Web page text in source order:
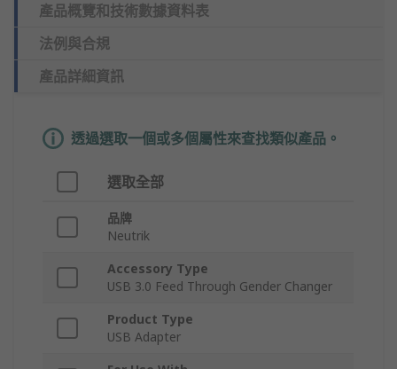
產品概覽和技術數據資料表
法例與合規
產品詳細資訊
透過選取一個或多個屬性來查找類似產品。
選取全部
品牌
Neutrik
Accessory Type
USB 3.0 Feed Through Gender Changer
Product Type
USB Adapter